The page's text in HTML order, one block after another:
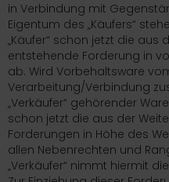
in Verbindung mit
Eigentum des „Käufers“
„Käufer“ schon jetzt die aus
entstehende Forderung in
ab. Wird Vorbehaltsware
Verarbeitung/Verbindung
„Verkäufer“ gehörender
schon jetzt die aus der
Forderungen in Höhe des
allen Nebenrechten und
„Verkäufer“ nimmt hiermit